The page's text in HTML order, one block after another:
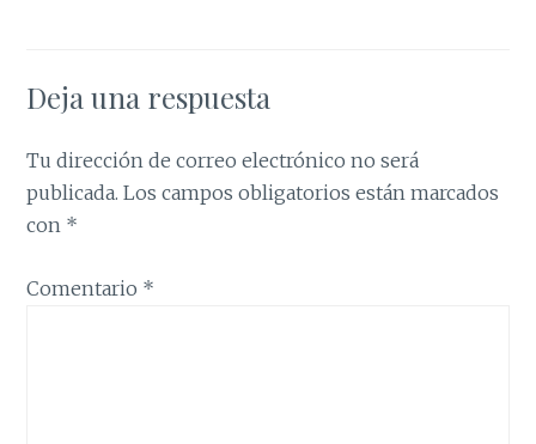
Deja una respuesta
Tu dirección de correo electrónico no será
publicada. Los campos obligatorios están marcados
con *
Comentario *